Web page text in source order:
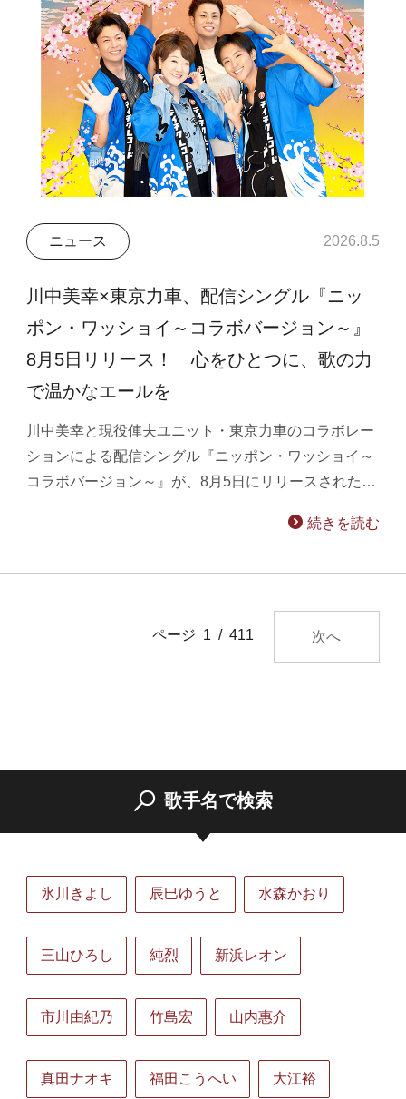
ニュース 2026.8.5
川中美幸×東京力車、配信シングル『ニッ
ポン・ワッショイ～コラボバージョン～』
8月5日リリース！ 心をひとつに、歌の力
で温かなエールを
川中美幸と現役俥夫ユニット・東京力車のコラボレー
ションによる配信シングル『ニッポン・ワッショイ～
コラボバージョン～』が、8月5日にリリースされた…
続きを読む
ページ 1 / 411 次へ
歌手名で検索
氷川きよし 辰巳ゆうと 水森かおり
三山ひろし 純烈 新浜レオン
市川由紀乃 竹島宏 山内惠介
真田ナオキ 福田こうへい 大江裕